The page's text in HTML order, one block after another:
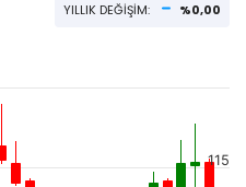
YILLIK DEĞİŞİM: %0,00
115